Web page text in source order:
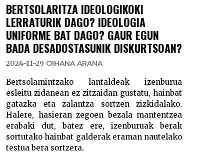
BERTSOLARITZA IDEOLOGIKOKI
LERRATURIK DAGO? IDEOLOGIA
UNIFORME BAT DAGO? GAUR EGUN
BADA DESADOSTASUNIK DISKURTSOAN?
2024-11-29 OIHANA ARANA
Bertsolamintzako lantaldeak izenburua
esleitu zidanean ez zitzaidan gustatu, hainbat
gatazka eta zalantza sortzen zizkidalako.
Halere, hasieran zegoen bezala mantentzea
erabaki dut, batez ere, izenburuak berak
sortutako hainbat galderak eraman nautelako
testua bera sortzera.